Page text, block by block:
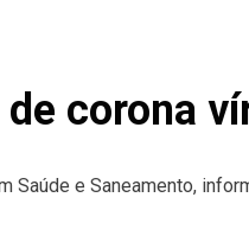
corona
Saúde e Saneamento,